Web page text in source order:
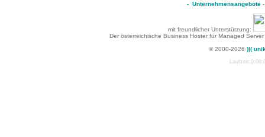
- Unternehmensangebote
mit freundlicher Unterstützung:
Der österreichische Business Hoster für Managed
© 2000-2026 )|(